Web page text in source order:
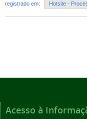
registrado em: Hotsite -
Acesso à